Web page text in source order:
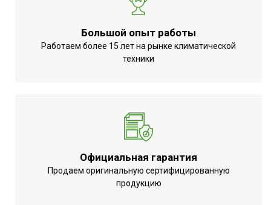
Большой опыт работы
Работаем более 15 лет на рынке климатической
техники
Официальная гарантия
Продаем оригинальную сертифицированную
продукцию